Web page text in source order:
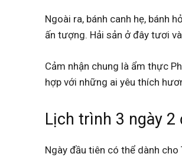
Ngoài ra, bánh canh hẹ, bánh
ấn tượng. Hải sản ở đây tươi
Cảm nhận chung là ẩm thực
hợp với những ai yêu thích
Lịch trình 3 ngày 2
Ngày đầu tiên có thể dành cho